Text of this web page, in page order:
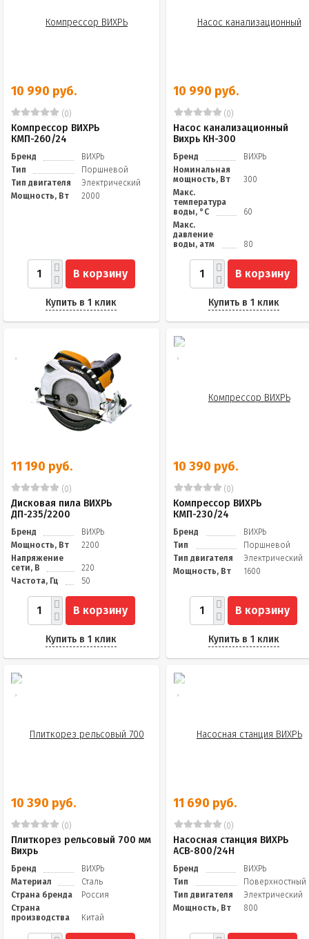
10 990 руб.
(0)
Компрессор ВИХРЬ
КМП-260/24
Бренд
ВИХРЬ
Тип
Поршневой
Тип двигателя
Электрический
Мощность, Вт
2000
В корзину
Купить в 1 клик
10 990 руб.
(0)
Насос канализационный
Вихрь КН-300
Бренд
ВИХРЬ
Номинальная
мощность, Вт
300
Макс.
температура
воды, °C
60
Макс.
давление
воды, атм
80
В корзину
Купить в 1 клик
11 190 руб.
(0)
Дисковая пила ВИХРЬ
ДП-235/2200
Бренд
ВИХРЬ
Мощность, Вт
2200
Напряжение
сети, В
220
Частота, Гц
50
В корзину
Купить в 1 клик
10 390 руб.
(0)
Компрессор ВИХРЬ
КМП-230/24
Бренд
ВИХРЬ
Тип
Поршневой
Тип двигателя
Электрический
Мощность, Вт
1600
В корзину
Купить в 1 клик
10 390 руб.
(0)
Плиткорез рельсовый 700 мм
Вихрь
Бренд
ВИХРЬ
Материал
Сталь
Страна бренда
Россия
Страна
производства
Китай
11 690 руб.
(0)
Насосная станция ВИХРЬ
АСВ-800/24Н
Бренд
ВИХРЬ
Тип
Поверхностный
Тип двигателя
Электрический
Мощность, Вт
800